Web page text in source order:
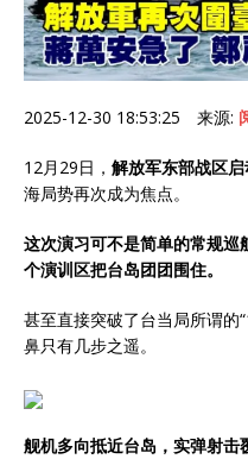
2025-12-30 18:53:25 来源:
12月29日， 解放军东部战区
海局势再次成为焦点。
这次演习可不是简单的常规
个演训区把台岛团团围住。
甚至直接突破了台当局所谓的
鼻只有几步之遥。
舰机多向抵近台岛，实弹射